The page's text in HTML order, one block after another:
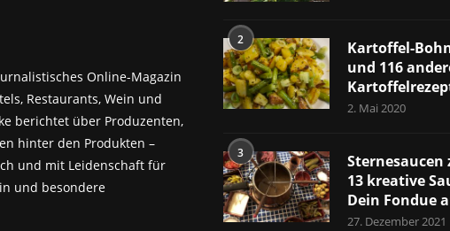
Online-Magazin
Restaurants, Wein und
berichtet über Produzenten,
hinter den Produkten –
und mit Leidenschaft für
und besondere
2
Kartoffel-
und 116
2. Mai 2020
3
Sternesaucen
13 kreative
Dein Fondue
27. Dezember 2021